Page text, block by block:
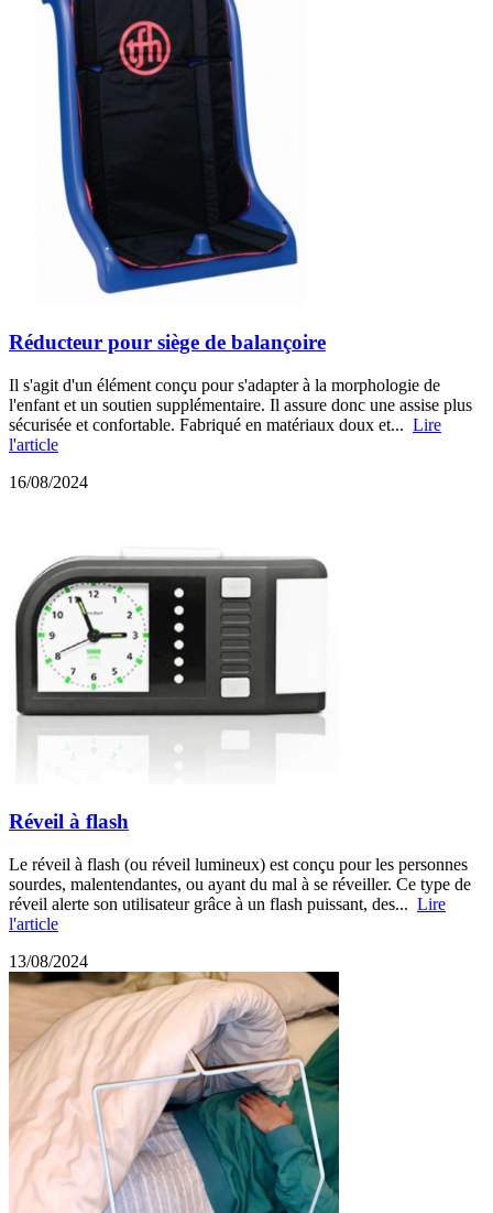
Réducteur pour siège de balançoire
Il s'agit d'un élément conçu pour s'adapter à la morphologie de
l'enfant et un soutien supplémentaire. Il assure donc une assise plus
sécurisée et confortable. Fabriqué en matériaux doux et... Lire
l'article
16/08/2024
Réveil à flash
Le réveil à flash (ou réveil lumineux) est conçu pour les personnes
sourdes, malentendantes, ou ayant du mal à se réveiller. Ce type de
réveil alerte son utilisateur grâce à un flash puissant, des... Lire
l'article
13/08/2024